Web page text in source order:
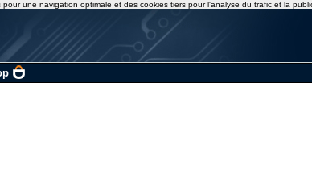
pour une navigation optimale et des cookies tiers pour l'analyse du trafic et la